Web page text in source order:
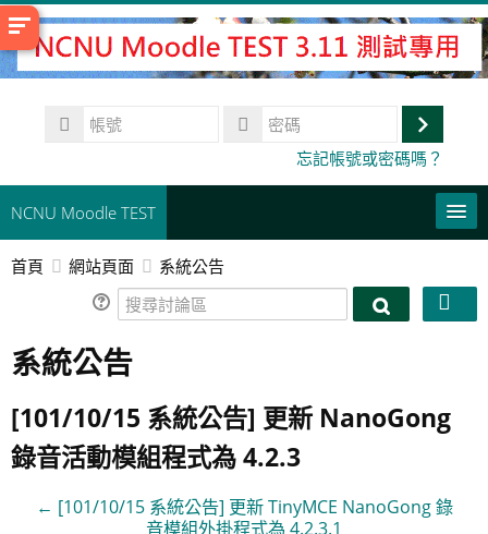
跳
至
主
登
忘記帳號或密碼嗎？
NCNU Moodle TEST
常用連結
正體中文 ‎(zh_tw)‎
課
程
首頁 網站頁面 系統公告
搜
討
論
搜
區
系統公告
[101/10/15 系統公告] 更新 NanoGong
錄音活動模組程式為 4.2.3
← [101/10/15 系統公告] 更新 TinyMCE NanoGong 錄
音模組外掛程式為 4.2.3.1